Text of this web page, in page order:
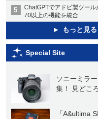
ChatGPTでアドビ製ツー
70以上の機能を統合
もっと見る
Special Site
ソニーミラ
集！ 見どこ
「A&ultima